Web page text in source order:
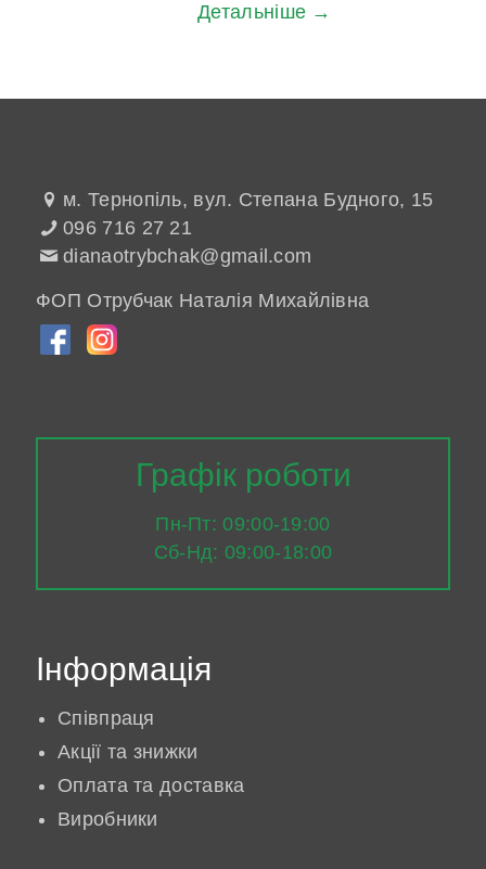
Детальніше →
м. Тернопіль, вул. Степана Будного, 15
096 716 27 21
dianaotrybchak@gmail.com
ФОП Отрубчак Наталія Михайлівна
Графік роботи
Пн-Пт: 09:00-19:00
Сб-Нд: 09:00-18:00
Інформація
Співпраця
Акції та знижки
Оплата та доставка
Виробники